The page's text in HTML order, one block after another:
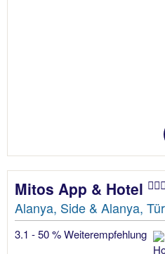
Mitos App & Hotel
Alanya, Side & Alanya,
3.1 - 50 % Weiterempfehlung